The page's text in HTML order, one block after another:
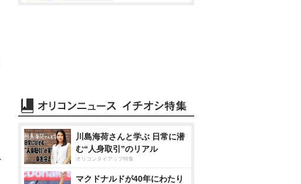
川島海荷さんと学ぶ 日常に潜
む“人身取引”のリアル
オリコンタイアップ特集
マクドナルドが40年にわたり